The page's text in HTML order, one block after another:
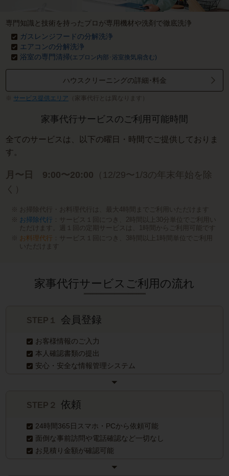
専門知識と技術を持ったプロが専用機材や洗剤で徹底洗浄
ガスレンジフードの分解洗浄
エアコンの分解洗浄
浴室の専門清掃(エプロン内部･浴室換気扇含む)
ハウスクリーニングの詳細･料金
サービス提供エリア （家事代行とは異なります）
家事代行サービスのご利用可能時間
全てのサービスは、以下の曜日・時間でご提供しておりま
す。
月〜日 9:00〜20:00 （12/29〜1/3の年末年始を除
く）
お掃除代行・お料理代行は、最大4時間までご利用いただけます
お掃除代行 ：サービス１回につき、2時間以上30分単位でご利用い
ただけます。週１回の定期サービスは、1時間からご利用可能です
お料理代行 ：サービス１回につき、3時間以上1時間単位でご利用
いただけます
家事代行サービスご利用の流れ
STEP１ 会員登録
お客様情報のご入力
本人確認書類の提出
安心・安全な情報管理システム
STEP２依頼
24時間365日スマホ・PCから依頼可能
面倒な事前訪問や電話確認など一切なし
お見積り金額が確認可能